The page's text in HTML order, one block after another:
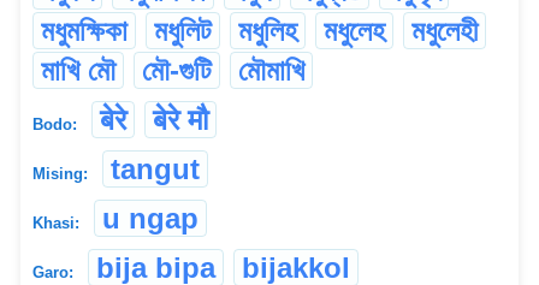
মধুমক্ষিকা
মধুলিট মধুলিহ মধুলেহ
মধুলেহী
মাখি মৌ
মৌ-গুটি মৌমাখি
Bodo: बेरे बेरे मौ
Mising: tangut
Khasi: u ngap
Garo: bija bipa bijakkol